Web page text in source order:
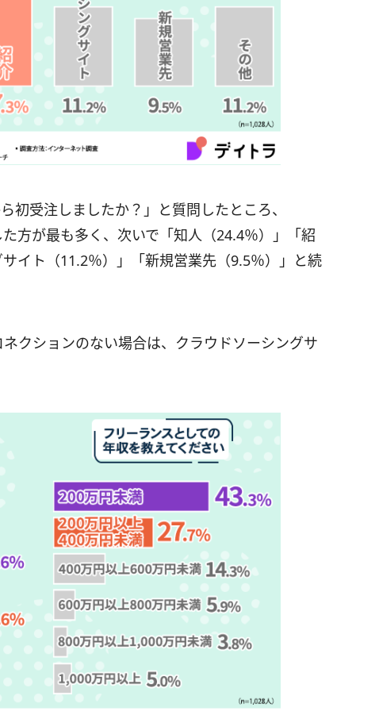
初受注しましたか？」と質問したところ、
方が最も多く、次いで「知人（24.4％）」「紹
イト（11.2％）」「新規営業先（9.5％）」と続
クションのない場合は、クラウドソーシングサ